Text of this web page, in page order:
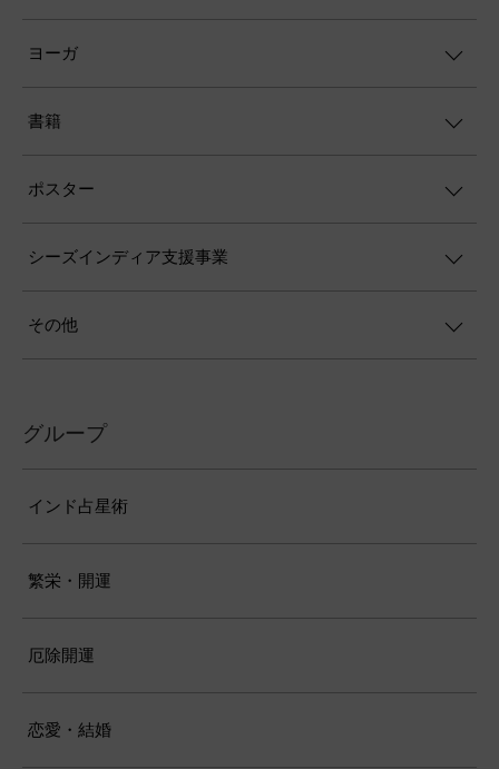
ヨーガ
書籍
ポスター
シーズインディア支援事業
その他
グループ
インド占星術
繁栄・開運
厄除開運
恋愛・結婚